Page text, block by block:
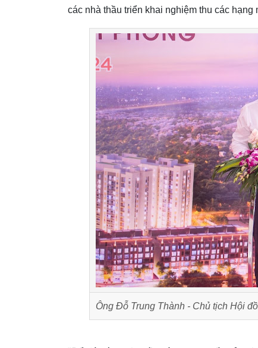
các nhà thầu triển khai nghiệm thu các
Ông Đỗ Trung Thành - Chủ tịch Hội